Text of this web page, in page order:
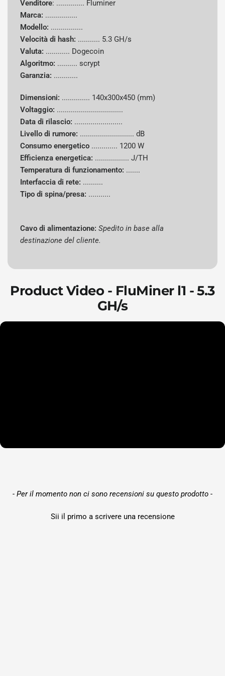
Venditore: .............. Fluminer
Marca: ................
Modello: ................
Velocità di hash: ........... 5.3 GH/s
Valuta: ............ Dogecoin
Algoritmo: ..........scrypt
Garanzia: ............
Dimensioni: .............. 140x300x450 (mm)
Voltaggio: .................................
Data di rilascio: ........................
Livello di rumore: ........................... dB
Consumo energetico ............. 1200 W
Efficienza energetica: ................. J/TH
Temperatura di funzionamento: .......
Interfaccia di rete: ..........
Tipo di spina/presa: ...........
Cavo di alimentazione: Spedito in base alla
destinazione del cliente.
Product Video - FluMiner l1 - 5.3
GH/s
- Per il momento non ci sono recensioni su questo prodotto -
Sii il primo a scrivere una recensione
New content loaded